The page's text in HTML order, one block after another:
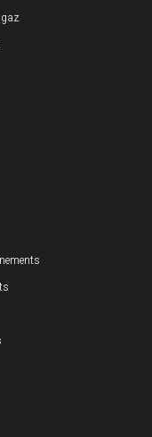
gaz